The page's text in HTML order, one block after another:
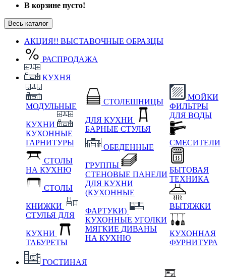
В корзине пусто!
Весь каталог
АКЦИЯ!! ВЫСТАВОЧНЫЕ ОБРАЗЦЫ
РАСПРОДАЖА
КУХНЯ
МОДУЛЬНЫЕ
КУХНИ
КУХОННЫЕ
ГАРНИТУРЫ
СТОЛЫ
НА КУХНЮ
СТОЛЫ
КНИЖКИ
СТУЛЬЯ ДЛЯ
КУХНИ
ТАБУРЕТЫ
СТОЛЕШНИЦЫ
ДЛЯ КУХНИ
БАРНЫЕ СТУЛЬЯ
ОБЕДЕННЫЕ
ГРУППЫ
СТЕНОВЫЕ ПАНЕЛИ
ДЛЯ КУХНИ
(КУХОННЫЕ
ФАРТУКИ)
КУХОННЫЕ УГОЛКИ
МЯГКИЕ ДИВАНЫ
НА КУХНЮ
МОЙКИ
ФИЛЬТРЫ
ДЛЯ ВОДЫ
СМЕСИТЕЛИ
БЫТОВАЯ
ТЕХНИКА
ВЫТЯЖКИ
КУХОННАЯ
ФУРНИТУРА
ГОСТИНАЯ